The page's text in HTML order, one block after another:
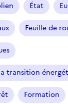
État
Feuille de
transition
Formation